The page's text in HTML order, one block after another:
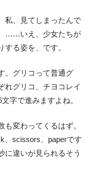
私、見てしまったんで
……いえ、少女たちが
る姿を、です。
。グリコって普通グ
れグリコ、チヨコレイ
字で進みますよね。
変わってくるはず。
、scissors、paperです
に違いが見られるそう